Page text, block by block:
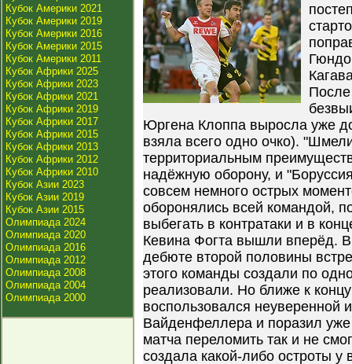
Кубок Америки 2021
Кубок Америки 2019
Кубок Америки 2016
Кубок Америки 2015
Кубок Америки 2011
Кубок Африки 2025
Кубок Африки 2023
Кубок Африки 2021
Кубок Африки 2019
Кубок Африки 2017
Кубок Африки 2015
Кубок Африки 2013
Кубок Африки 2012
Кубок Африки 2010
Кубок Азии 2023
Кубок Азии 2019
Кубок Азии 2015
Олимпиада 2024
Олимпиада 2020
Олимпиада 2016
Олимпиада 2012
Олимпиада 2008
Олимпиада 2004
Олимпиада 2000
После
Юргена Клоппа выросла уже
взяла всего одно очко).
территориальным
надёжную оборону, и
совсем немного острых
оборонялись всей командой,
выбегать в контратаки и в
Кевина Фогта вышли вперёд.
дебюте второй половины
этого команды создали по
реализовали. Но ближе к
воспользовался неуверенной
Вайденфеллера и поразил
матча переломить так и не
создала какой-либо остроты